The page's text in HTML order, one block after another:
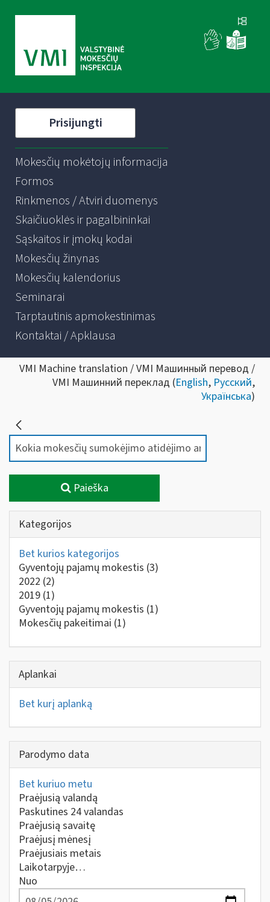
Prisijungti
Mokesčių mokėtojų informacija
Formos
Rinkmenos / Atviri duomenys
Skaičiuoklės ir pagalbininkai
Sąskaitos ir įmokų kodai
Mokesčių žinynas
Mokesčių kalendorius
Seminarai
Tarptautinis apmokestinimas
Kontaktai / Apklausa
VMI Machine translation / VMI Машинный перевод /
VMI Машинний переклад (English, Русский,
Українська)
Paieška
Kategorijos
Bet kurios kategorijos
Gyventojų pajamų mokestis (3)
2022 (2)
2019 (1)
Gyventojų pajamų mokestis (1)
Mokesčių pakeitimai (1)
Aplankai
Bet kurį aplanką
Parodymo data
Bet kuriuo metu
Praėjusią valandą
Paskutines 24 valandas
Praėjusią savaitę
Praėjusį mėnesį
Praėjusiais metais
Laikotarpyje…
Nuo